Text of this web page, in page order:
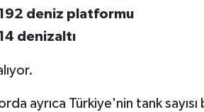
deniz platformu
denizaltı
ayrıca Türkiye'nin tank